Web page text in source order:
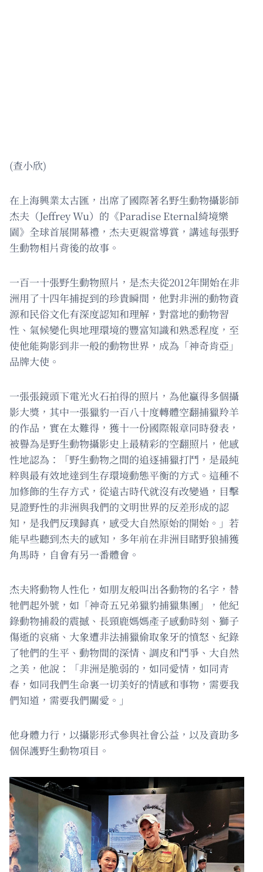
(查小欣)
在上海興業太古匯，出席了國際著名野生動物攝影師
杰夫（Jeffrey Wu）的《Paradise Eternal綺境樂
園》全球首展開幕禮，杰夫更親當導賞，講述每張野
生動物相片背後的故事。
一百一十張野生動物照片，是杰夫從2012年開始在非
洲用了十四年捕捉到的珍貴瞬間，他對非洲的動物資
源和民俗文化有深度認知和理解，對當地的動物習
性、氣候變化與地理環境的豐富知識和熟悉程度，至
使他能夠影到非一般的動物世界，成為「神奇肯亞」
品牌大使。
一張張鏡頭下電光火石拍得的照片，為他贏得多個攝
影大獎，其中一張獵豹一百八十度轉體空翻捕獵羚羊
的作品，實在太難得，獲十一份國際報章同時發表，
被譽為是野生動物攝影史上最精彩的空翻照片，他感
性地認為：「野生動物之間的追逐捕獵打鬥，是最純
粹與最有效地達到生存環境動態平衡的方式。這種不
加修飾的生存方式，從遠古時代就沒有改變過，目擊
見證野性的非洲與我們的文明世界的反差形成的認
知，是我們反璞歸真，感受大自然原始的開始。」若
能早些聽到杰夫的感知，多年前在非洲目睹野狼捕獲
角馬時，自會有另一番體會。
杰夫將動物人性化，如朋友般叫出各動物的名字，替
牠們起外號，如「神奇五兄弟獵豹捕獵集團」，他紀
錄動物捕殺的震撼、長頸鹿媽媽產子感動時刻、獅子
傷逝的哀痛、大象遭非法捕獵偷取象牙的憤怒、紀錄
了牠們的生平、動物間的深情、調皮和鬥爭、大自然
之美，他說：「非洲是脆弱的，如同愛情，如同青
春，如同我們生命裏一切美好的情感和事物，需要我
們知道，需要我們關愛。」
他身體力行，以攝影形式參與社會公益，以及資助多
個保護野生動物項目。